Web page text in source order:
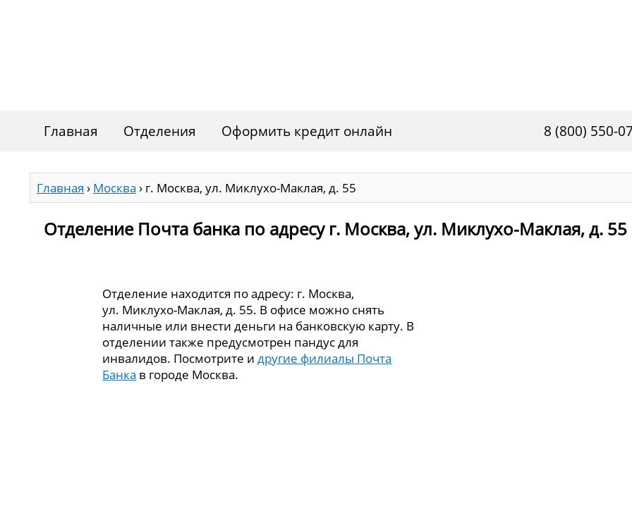
Главная Отделения Оформить кредит онлайн 8 (800) 550-
Главная › Москва › г. Москва, ул. Миклухо-Маклая, д. 55
Отделение Почта банка по адресу г. Москва, ул. Миклухо-Маклая, д. 55
Отделение находится по адресу: г. Москва,
ул. Миклухо-Маклая, д. 55. В офисе можно снять
наличные или внести деньги на банковскую карту. В
отделении также предусмотрен пандус для
инвалидов. Посмотрите идругие филиалы Почта
Банка в городе Москва.